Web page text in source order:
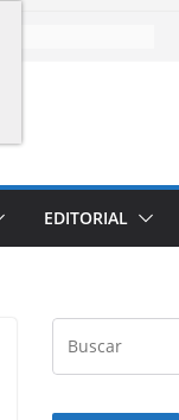
EDITORIAL